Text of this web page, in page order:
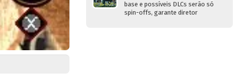
base e possíveis DLCs serão só
spin-offs, garante diretor